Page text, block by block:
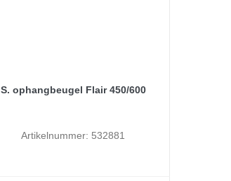
S. ophangbeugel Flair 450/600
Artikelnummer: 532881